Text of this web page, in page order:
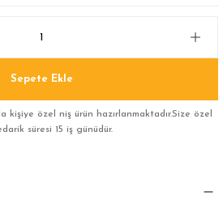
Sepete Ekle
kişiye özel niş ürün hazırlanmaktadır.Size özel
süresi 15 iş günüdür.